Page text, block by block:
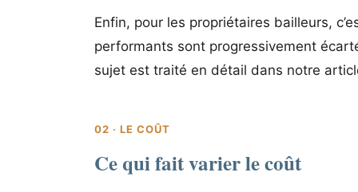
Enfin, pour les propriétaires bailleurs,
performants sont progressivement
sujet est traité en détail dans notre
02 · LE COÛT
Ce qui fait varier le coût